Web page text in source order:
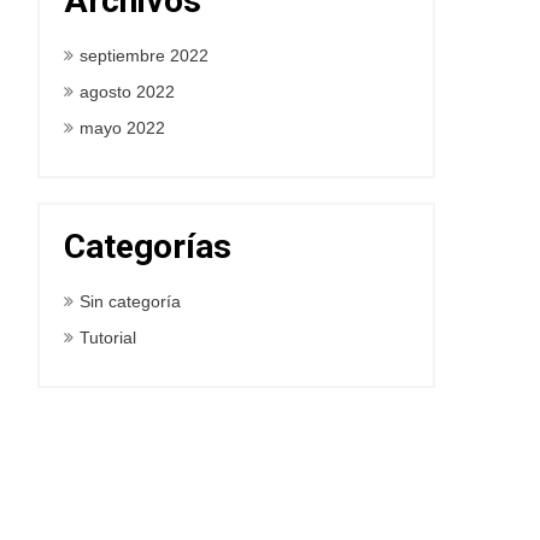
septiembre 2022
agosto 2022
mayo 2022
Categorías
Sin categoría
Tutorial